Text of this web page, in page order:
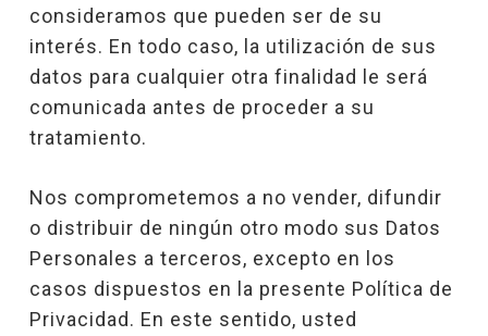
consideramos que pueden ser de su
interés. En todo caso, la utilización de sus
datos para cualquier otra finalidad le será
comunicada antes de proceder a su
tratamiento.
Nos comprometemos a no vender, difundir
o distribuir de ningún otro modo sus Datos
Personales a terceros, excepto en los
casos dispuestos en la presente Política de
Privacidad. En este sentido, usted